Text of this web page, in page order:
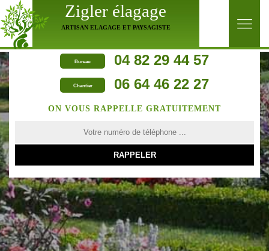
Zigler élagage
ARTISAN ELAGAGE ET PAYSAGISTE
Bureau 04 82 29 44 57
Chantier 06 64 46 22 27
ON VOUS RAPPELLE GRATUITEMENT